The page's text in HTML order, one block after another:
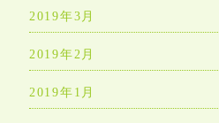
2019年3月
2019年2月
2019年1月